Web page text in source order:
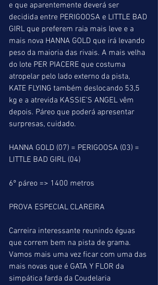
e que aparentemente deverá ser
decidida entre PERIGOOSA e LITTLE BAD
GIRL que preferem raia mais leve e a
mais nova HANNA GOLD que irá levando
peso da maioria das rivais. A mais velha
do lote PER PIACERE que costuma
atropelar pelo lado externo da pista,
KATE FLYING também deslocando 53,5
kg e a atrevida KASSIE’S ANGEL vêm
depois. Páreo que poderá apresentar
surpresas, cuidado.
HANNA GOLD (07) = PERIGOOSA (03) =
LITTLE BAD GIRL (04)
6º páreo => 1400 metros
PROVA ESPECIAL CLAREIRA
Carreira interessante reunindo éguas
que correm bem na pista de grama.
Vamos mais uma vez ficar com uma das
mais novas que é GATA Y FLOR da
simpática farda da Coudelaria